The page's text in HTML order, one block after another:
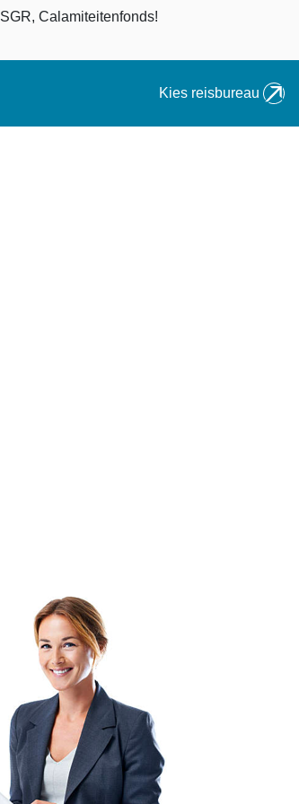
Calamiteitenfonds!
Kies reisbureau